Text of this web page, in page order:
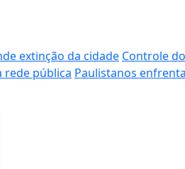
extinção da cidade Controle
rede pública Paulistanos